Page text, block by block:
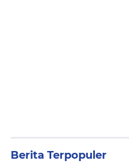
Berita Terpopuler